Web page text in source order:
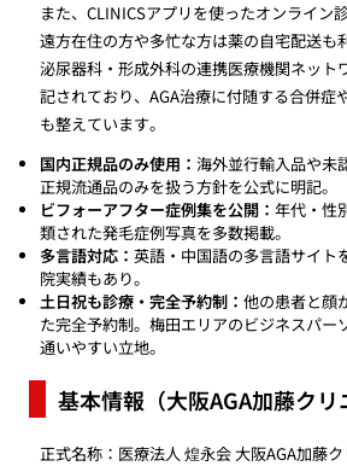
また、CLINICSアプリを使ったオンライン
遠方在住の方や多忙な方は薬の自宅配送も
泌尿器科・形成外科の連携医療機関ネット
記されており、AGA治療に付随する合併症
も整えています。
国内正規品のみ使用：海外並行輸入品や未
正規流通品のみを扱う方針を公式に明記。
ビフォーアフター症例集を公開：年代・性
類された発毛症例写真を多数掲載。
多言語対応：英語・中国語の多言語サイト
院実績もあり。
土日祝も診療・完全予約制：他の患者と顔
た完全予約制。梅田エリアのビジネスパー
通いやすい立地。
基本情報（大阪AGA加藤クリ
正式名称：医療法人 煌永会 大阪AGA加藤